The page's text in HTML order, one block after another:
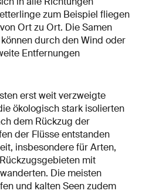
zum Beispiel fliegen
Ort zu Ort. Die Samen
durch den Wind oder
Entfernungen
erst weit verzweigte
ökologisch stark isolierten
dem Rückzug der
der Flüsse entstanden
insbesondere für Arten,
mit
Die meisten
und kalten Seen zudem